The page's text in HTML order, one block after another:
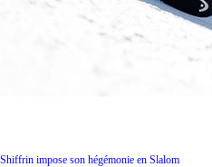
Shiffrin impose son hégémonie en Slalom